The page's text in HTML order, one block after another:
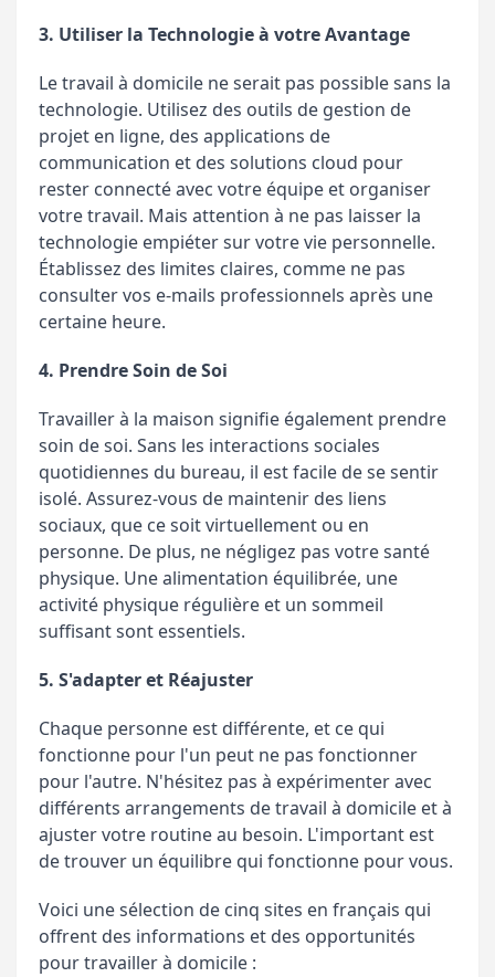
3. Utiliser la Technologie à votre Avantage
Le travail à domicile ne serait pas possible sans la
technologie. Utilisez des outils de gestion de
projet en ligne, des applications de
communication et des solutions cloud pour
rester connecté avec votre équipe et organiser
votre travail. Mais attention à ne pas laisser la
technologie empiéter sur votre vie personnelle.
Établissez des limites claires, comme ne pas
consulter vos e-mails professionnels après une
certaine heure.
4. Prendre Soin de Soi
Travailler à la maison signifie également prendre
soin de soi. Sans les interactions sociales
quotidiennes du bureau, il est facile de se sentir
isolé. Assurez-vous de maintenir des liens
sociaux, que ce soit virtuellement ou en
personne. De plus, ne négligez pas votre santé
physique. Une alimentation équilibrée, une
activité physique régulière et un sommeil
suffisant sont essentiels.
5. S'adapter et Réajuster
Chaque personne est différente, et ce qui
fonctionne pour l'un peut ne pas fonctionner
pour l'autre. N'hésitez pas à expérimenter avec
différents arrangements de travail à domicile et à
ajuster votre routine au besoin. L'important est
de trouver un équilibre qui fonctionne pour vous.
Voici une sélection de cinq sites en français qui
offrent des informations et des opportunités
pour travailler à domicile :